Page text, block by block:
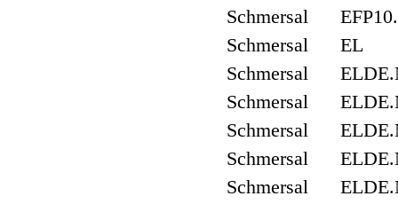
Schmersal
Schmersal EL
Schmersal
Schmersal
Schmersal
Schmersal
Schmersal